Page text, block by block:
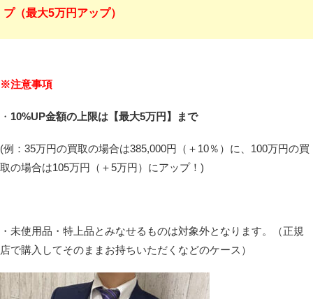
プ（最大5万円アップ）
※注意事項
・ 10%UP金額の上限は【最大5万円】まで
(例：35万円の買取の場合は385,000円（＋10％）に、100万円の買
取の場合は105万円（＋5万円）にアップ！)
・未使用品・特上品とみなせるものは対象外となります。（正規
店で購入してそのままお持ちいただくなどのケース）